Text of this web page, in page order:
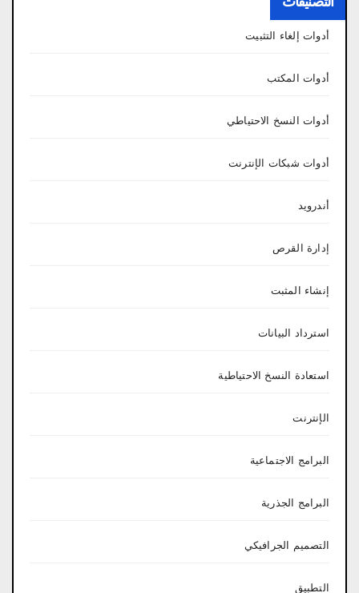
أدوات إلغاء التثبيت
أدوات المكتب
أدوات النسخ الاحتياطي
أدوات شبكات الإنترنت
أندرويد
إدارة القرص
إنشاء المثبت
استرداد البيانات
استعادة النسخ الاحتياطية
الإنترنت
البرامج الاجتماعية
البرامج الجذرية
التصميم الجرافيكي
التطبيق